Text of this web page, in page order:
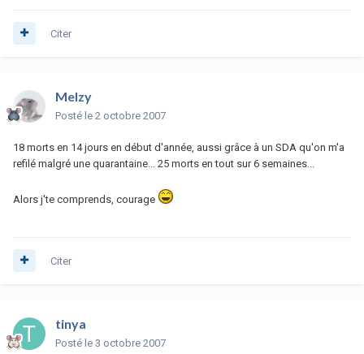
Citer
Melzy
Posté le 2 octobre 2007
18 morts en 14 jours en début d'année, aussi grâce à un SDA qu'on m'a
refilé malgré une quarantaine... 25 morts en tout sur 6 semaines...
Alors j'te comprends, courage
Citer
tinya
Posté le 3 octobre 2007